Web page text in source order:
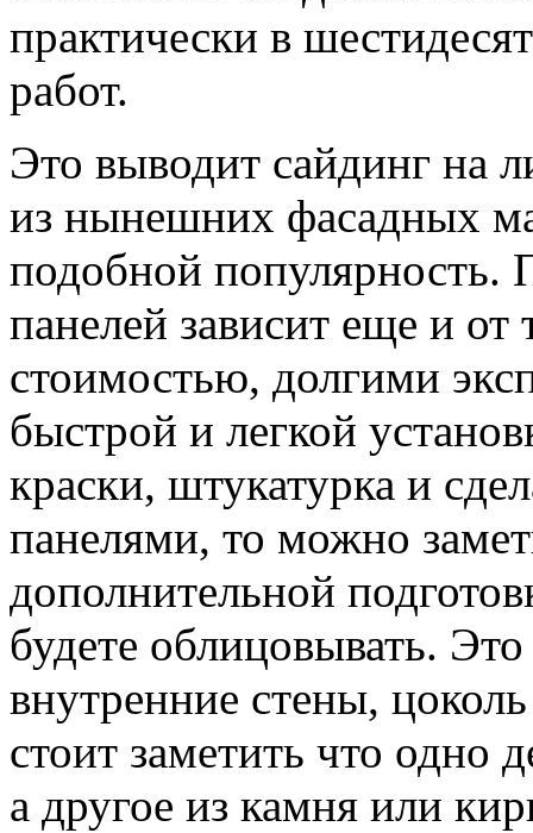
практически в
работ.
Это выводит сайдинг на
из нынешних фасадных
подобной популярность.
панелей зависит еще и
стоимостью, долгими
быстрой и легкой
краски, штукатурка и
панелями, то можно
дополнительной
будете облицовывать.
внутренние стены,
стоит заметить что одно
а другое из камня или